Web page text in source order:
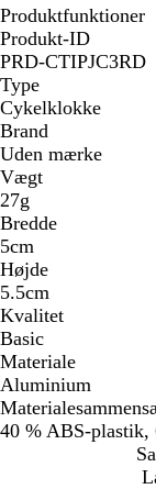
Produktfunktioner
Produkt-ID
PRD-CTIPJC3RD
Type
Cykelklokke
Brand
Uden mærke
Vægt
27g
Bredde
5cm
Højde
5.5cm
Kvalitet
Basic
Materiale
Aluminium
40 % ABS-plastik,